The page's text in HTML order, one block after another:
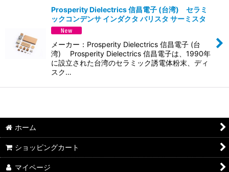
絞り込む
Prosperity Dielectrics 信昌電子 (台湾) セラミ
ックコンデンサ インダクタ バリスタ サーミスタ
メーカー：Prosperity Dielectrics 信昌電子 (台
湾) Prosperity Dielectrics 信昌電子は、1990年
に設立された台湾のセラミック誘電体粉末、ディ
スク…
ホーム
ショッピングカート
マイページ